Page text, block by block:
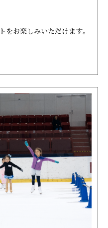
をお楽しみいただけます。